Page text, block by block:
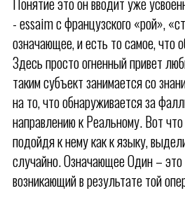
- essaim с французского «рой»,
означающее, и есть то самое, что
Здесь просто огненный привет
таким субъект занимается со
на то, что обнаруживается за
направлению к Реальному. Вот
подойдя к нему как к языку,
случайно. Означающее Один –
возникающий в результате той